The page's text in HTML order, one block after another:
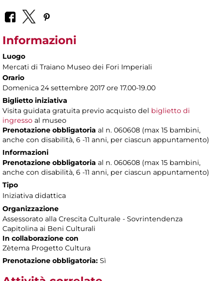
Informazioni
Luogo
Mercati di Traiano Museo dei Fori Imperiali
Orario
Domenica 24 settembre 2017 ore 17.00-19.00
Biglietto iniziativa
Visita guidata gratuita previo acquisto del biglietto di
ingresso al museo
Prenotazione obbligatoria al n. 060608 (max 15 bambini,
anche con disabilità, 6 -11 anni, per ciascun appuntamento)
Informazioni
Prenotazione obbligatoria al n. 060608 (max 15 bambini,
anche con disabilità, 6 -11 anni, per ciascun appuntamento)
Tipo
Iniziativa didattica
Organizzazione
Assessorato alla Crescita Culturale - Sovrintendenza
Capitolina ai Beni Culturali
In collaborazione con
Zètema Progetto Cultura
Prenotazione obbligatoria: Sì